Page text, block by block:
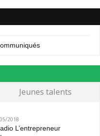
Jeunes talents
2018
L’entrepreneur